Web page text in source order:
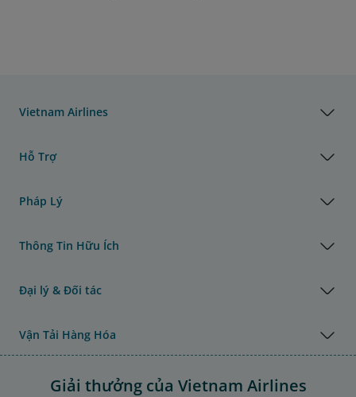
Vietnam Airlines
Hỗ Trợ
Pháp Lý
Thông Tin Hữu Ích
Đại lý & Đối tác
Vận Tải Hàng Hóa
Giải thưởng của Vietnam Airlines